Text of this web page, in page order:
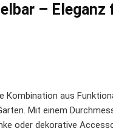
– Eleganz
Kombination aus
Mit einem
oder dekorative